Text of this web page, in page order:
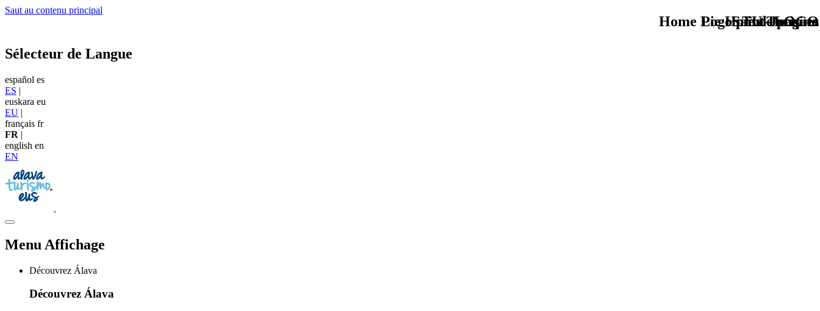
Saut au contenu principal
TU - LOGO
Sélecteur de Langue
español es
ES |
euskara eu
EU |
français fr
FR |
english en
EN
Menu Affichage
Découvrez Álava
Découvrez Álava
Saint-Jacques
Home Logo pie de página
Pie Home Turismo